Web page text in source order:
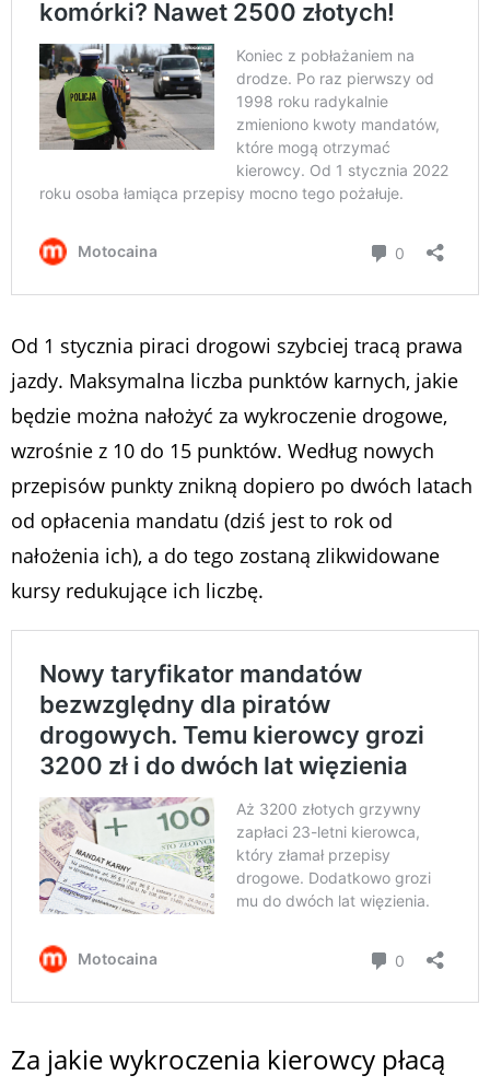
Od 1 stycznia piraci drogowi szybciej tracą prawa
jazdy. Maksymalna liczba punktów karnych, jakie
będzie można nałożyć za wykroczenie drogowe,
wzrośnie z 10 do 15 punktów. Według nowych
przepisów punkty znikną dopiero po dwóch latach
od opłacenia mandatu (dziś jest to rok od
nałożenia ich), a do tego zostaną zlikwidowane
kursy redukujące ich liczbę.
Za jakie wykroczenia kierowcy płacą